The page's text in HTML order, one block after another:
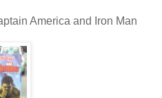
America and Iron Man